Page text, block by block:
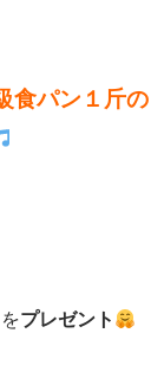
食パン１斤の
をプレゼント